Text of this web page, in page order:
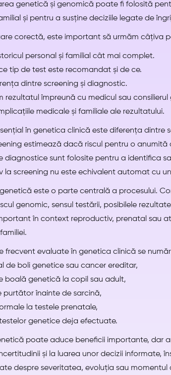
genetică și genomică poate fi folosită
și pentru a susține deciziile legate de
corectă, este important să urmăm câțiva
personal și familial cât mai complet.
tip de test este recomandat și de ce.
dintre screening și diagnostic.
rezultatul împreună cu medicul sau consilierul
medicale și familiale ale rezultatului.
în genetica clinică este diferența dintre
estimează dacă riscul pentru o
diagnostice sunt folosite pentru a identifica
la screening nu este echivalent automat cu
este o parte centrală a procesului.
genomic, sensul testării, posibilele
în context reproductiv, prenatal sau
frecvent evaluate în genetica clinică se
de boli genetice sau cancer ereditar,
boală genetică la copil sau adult,
purtător înainte de sarcină,
la testele prenatale,
genetice deja efectuate.
poate aduce beneficii importante, dar
și la luarea unor decizii informate,
despre severitatea, evoluția sau